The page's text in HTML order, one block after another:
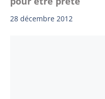
28 décembre 2012